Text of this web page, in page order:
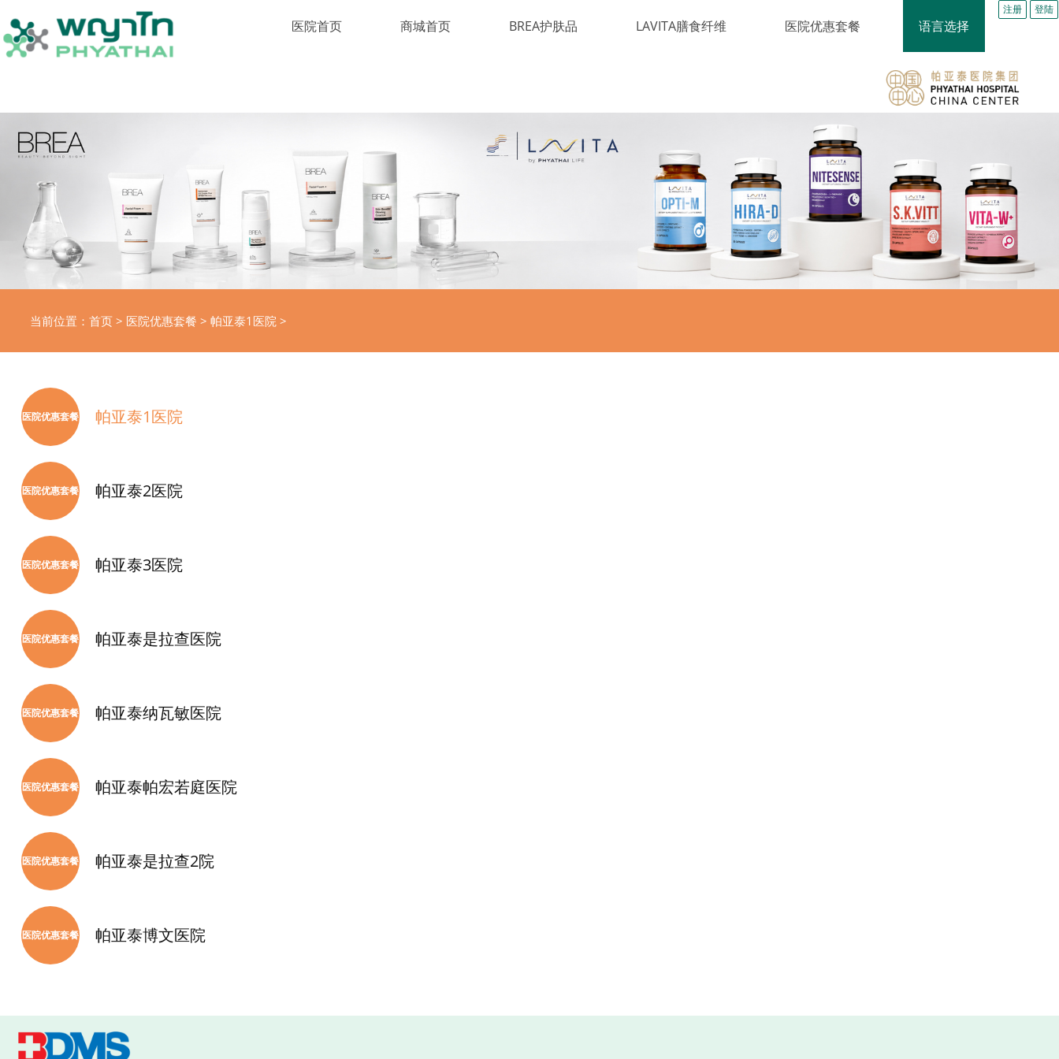
医院首页 商城首页 BREA护肤品 LAVITA膳食纤维 医院优惠套餐 语言选择
注册 登陆
当前位置：首页 > 医院优惠套餐 >帕亚泰1医院 >
医院优惠套餐 帕亚泰1医院
医院优惠套餐 帕亚泰2医院
医院优惠套餐 帕亚泰3医院
医院优惠套餐 帕亚泰是拉查医院
医院优惠套餐 帕亚泰纳瓦敏医院
医院优惠套餐 帕亚泰帕宏若庭医院
医院优惠套餐 帕亚泰是拉查2院
医院优惠套餐 帕亚泰博文医院